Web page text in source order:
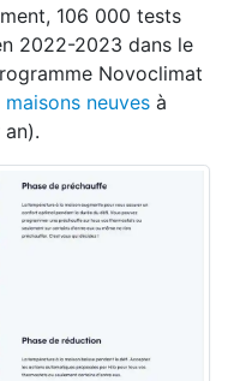
106 000 tests
2022-2023 dans le
Novoclimat
neuves à